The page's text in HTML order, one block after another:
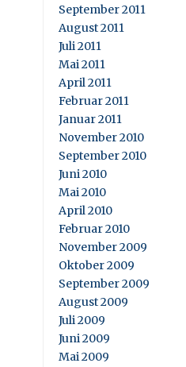
September 2011
August 2011
Juli 2011
Mai 2011
April 2011
Februar 2011
Januar 2011
November 2010
September 2010
Juni 2010
Mai 2010
April 2010
Februar 2010
November 2009
Oktober 2009
September 2009
August 2009
Juli 2009
Juni 2009
Mai 2009